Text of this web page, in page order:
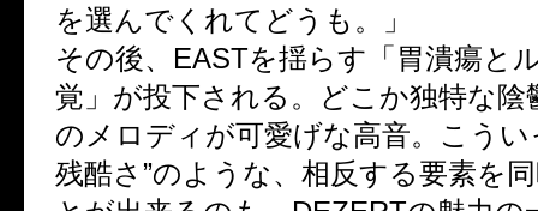
を選んでくれてどうも。」
その後、EASTを揺らす「胃潰瘍と
覚」が投下される。どこか独特な陰
のメロディが可愛げな高音。こうい
残酷さ”のような、相反する要素を